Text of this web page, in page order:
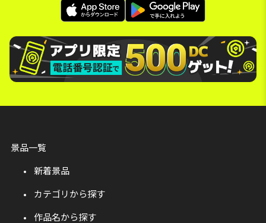
景品一覧
新着景品
カテゴリから探す
作品名から探す